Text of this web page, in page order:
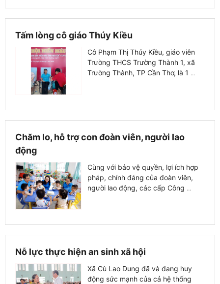
Tấm lòng cô giáo Thúy Kiều
Cô Phạm Thị Thúy Kiều, giáo viên
Trường THCS Trường Thành 1, xã
Trường Thành, TP Cần Thơ, là 1 ...
Chăm lo, hỗ trợ con đoàn viên, người lao
động
Cùng với bảo vệ quyền, lợi ích hợp
pháp, chính đáng của đoàn viên,
người lao động, các cấp Công ...
Nỗ lực thực hiện an sinh xã hội
Xã Cù Lao Dung đã và đang huy
động sức mạnh của cả hệ thống